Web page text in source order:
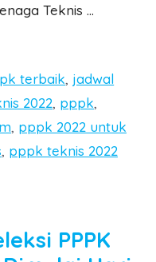
Teknis …
terbaik, jadwal
2022, pppk,
, pppk 2022 untuk
, pppk teknis 2022
PPPK